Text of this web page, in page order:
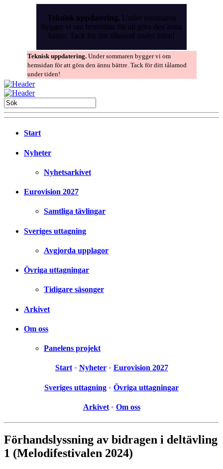
Teknisk uppdatering. Under sommaren
bygger vi om hemsidan för att göra den ännu
bättre. Tack för ditt tålamod under tiden!
Teknisk uppdatering. Under sommaren bygger vi om
hemsidan för att göra den ännu bättre. Tack för ditt tålamod
under tiden!
Start
Nyheter
Nyhetsarkivet
Eurovision 2027
Samtliga tävlingar
Sveriges uttagning
Avgjorda upplagor
Övriga uttagningar
Tidigare säsonger
Arkivet
Om oss
Panelens projekt
Start • Nyheter • Eurovision 2027
Sveriges uttagning • Övriga uttagningar
Arkivet • Om oss
Förhandslyssning av bidragen i deltävling
1 (Melodifestivalen 2024)